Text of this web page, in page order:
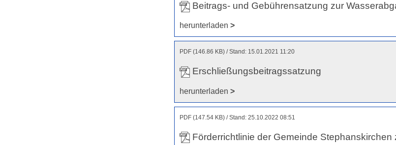
Beitrags- und Gebührensatzung zur
herunterladen >
PDF (146.86 KB) Stand: 15.01.2021 11:20
Erschließungsbeitragssatzung
herunterladen >
PDF (147.54 KB) Stand: 25.10.2022 08:51
Förderrichtlinie der Gemeinde